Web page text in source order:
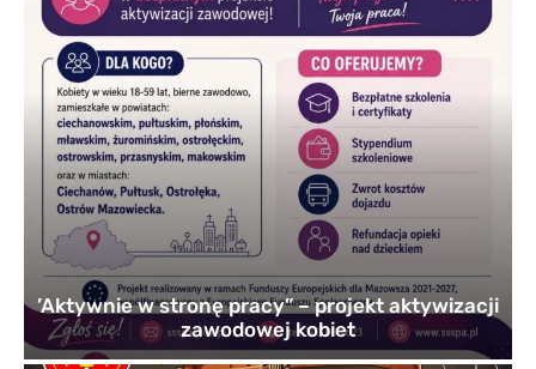
’Aktywnie w stronę pracy” – projekt aktywizacji
zawodowej kobiet